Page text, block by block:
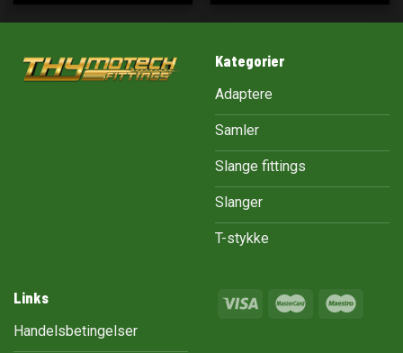
Kategorier
Adaptere
Samler
Slange fittings
Slanger
T-stykke
Links
Handelsbetingelser